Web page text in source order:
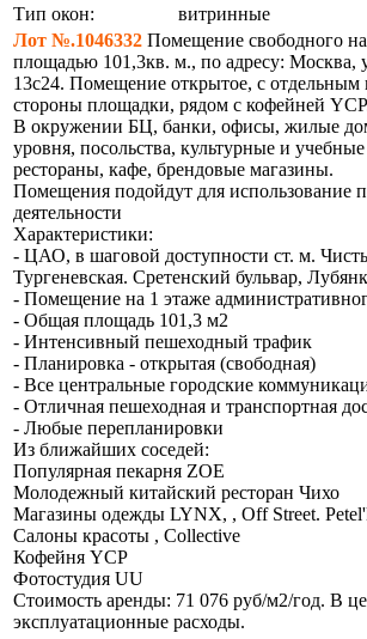
Тип окон:
витринные
Лот №.1046332 Помещение свободного
площадью 101,3кв. м., по адресу: Москва,
13с24. Помещение открытое, с отдельным
стороны площадки, рядом с кофейней
В окружении БЦ, банки, офисы, жилые
уровня, посольства, культурные и учебные
рестораны, кафе, брендовые магазины.
Помещения подойдут для использование
деятельности
Характеристики:
- ЦАО, в шаговой доступности ст. м.
Тургеневская. Сретенский бульвар,
- Помещение на 1 этаже
- Общая площадь 101,3 м2
- Интенсивный пешеходный трафик
- Планировка - открытая (свободная)
- Все центральные городские
- Отличная пешеходная и транспортная
- Любые перепланировки
Из ближайших соседей:
Популярная пекарня ZOE
Молодежный китайский ресторан Чихо
Магазины одежды LYNX, , Off Street.
Салоны красоты , Collective
Кофейня YCP
Фотостудия UU
Стоимость аренды: 71 076 руб/м2/год. В
эксплуатационные расходы.